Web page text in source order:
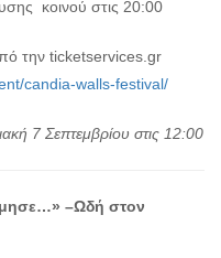
κοινού στις 20:00
την ticketservices.gr
candia-walls-festival/
7 Σεπτεμβρίου στις 12:00
–Ωδή στον